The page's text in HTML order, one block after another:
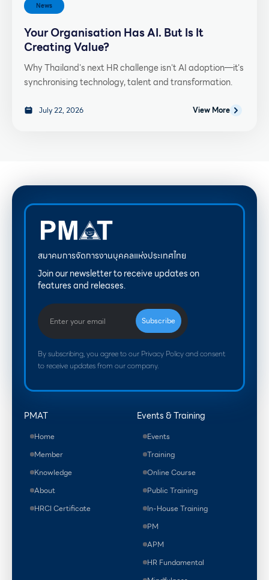
News
Your Organisation Has AI. But Is It
Creating Value?
Why Thailand's next HR challenge isn't AI adoption—it's
synchronising technology, talent and transformation.
July 22, 2026 View More
สมาคมการจัดการงานบุคคลแห่งประเทศไทย
Join our newsletter to receive updates on
features and releases.
By subscribing, you agree to our Privacy Policy and consent
to receive updates from our company.
PMAT
Home
Member
Knowledge
About
HRCI Certificate
Events & Training
Events
Training
Online Course
Public Training
In-House Training
PM
APM
HR Fundamental